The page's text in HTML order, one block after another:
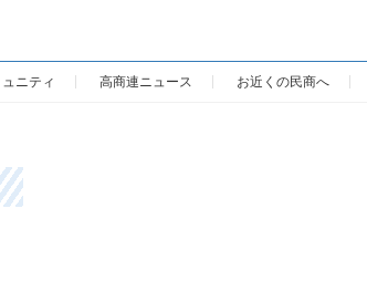
ニティ 高商連ニュース お近くの民商へ